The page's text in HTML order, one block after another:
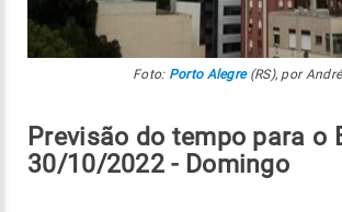
Foto: Porto Alegre(RS), por
Previsão‌ do tempo para o
30/10/2022 - Domingo